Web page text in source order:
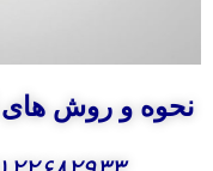
نحوه و روش های